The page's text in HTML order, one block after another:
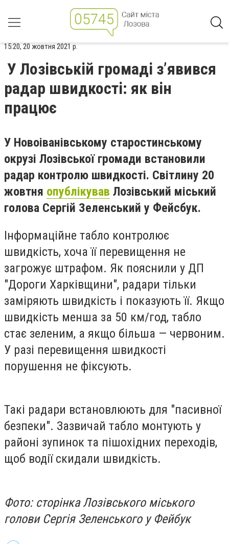
15:20, 20 жовтня 2021 р.
У Лозівській громаді з’явився
радар швидкості: як він
працює
У Новоіванівському старостинському
окрузі Лозівської громади встановили
радар контролю швидкості. Світлину 20
жовтня опублікував Лозівський міський
голова Сергій Зеленський у Фейсбук.
Інформаційне табло контролює
швидкість, хоча її перевищення не
загрожує штрафом. Як пояснили у ДП
"Дороги Харківщини", радари тільки
заміряють швидкість і показують її. Якщо
швидкість менша за 50 км/год, табло
стає зеленим, а якщо більша — червоним.
У разі перевищення швидкості
порушення не фіксують.
Такі радари встановлюють для "пасивної
безпеки". Зазвичай табло монтують у
районі зупинок та пішохідних переходів,
щоб водії скидали швидкість.
Фото: сторінка Лозівського міського
голови Сергія Зеленського у Фейбук